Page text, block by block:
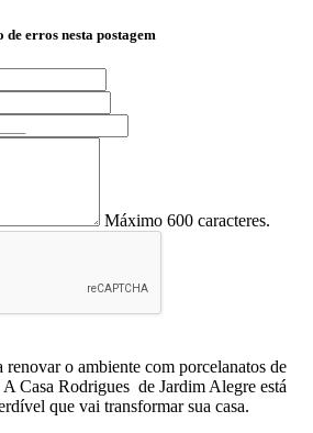
erros nesta postagem
Máximo 600 caracteres.
renovar o ambiente com porcelanatos de
Casa Rodrigues de Jardim Alegre está
que vai transformar sua casa.